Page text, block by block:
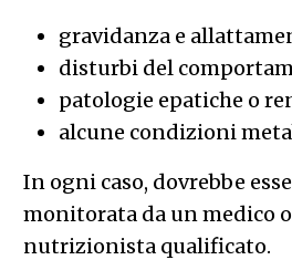
gravidanza e
disturbi del
patologie epatiche o
alcune condizioni
In ogni caso, dovrebbe
monitorata da un medico
nutrizionista qualificato.